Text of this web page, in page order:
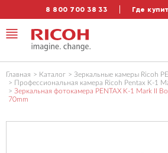
8 800 700 38 33 Где
Главная Каталог
Зеркальные камеры Ricoh
Профессиональная камера Ricoh Pentax K-1
Зеркальная фотокамера PENTAX K-1 Mark II
70mm